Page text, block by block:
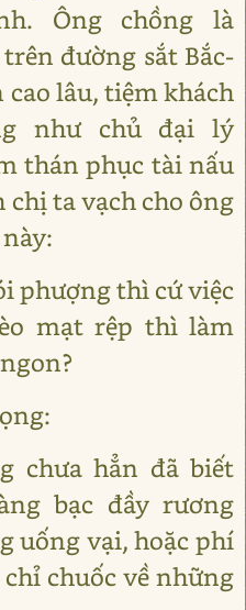
Ông chồng là
đường sắt Bắc-
lâu, tiệm khách
như chủ đại lý
thán phục tài nấu
ta vạch cho ông
phượng thì cứ việc
mạt rệp thì làm
chưa hẳn đã biết
bạc đầy rương
uống vại, hoặc phí
chuốc về những